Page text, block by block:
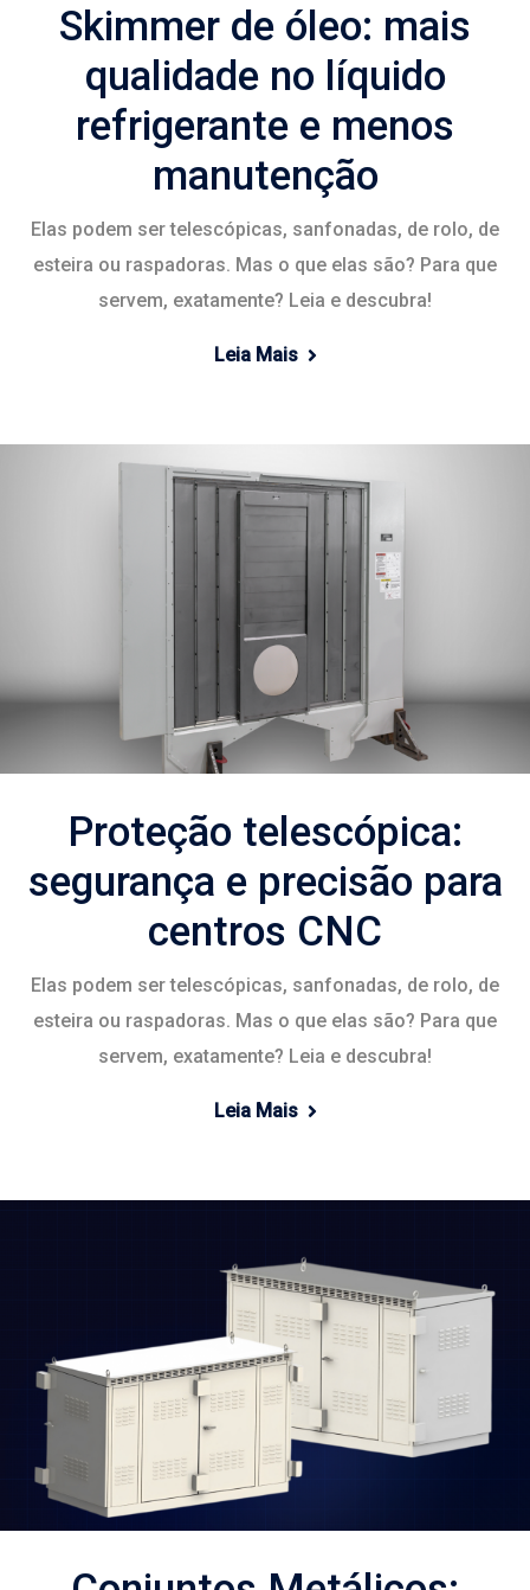
Skimmer de óleo: mais
qualidade no líquido
refrigerante e menos
manutenção
Elas podem ser telescópicas, sanfonadas, de rolo, de
esteira ou raspadoras. Mas o que elas são? Para que
servem, exatamente? Leia e descubra!
Leia Mais
Proteção telescópica:
segurança e precisão para
centros CNC
Elas podem ser telescópicas, sanfonadas, de rolo, de
esteira ou raspadoras. Mas o que elas são? Para que
servem, exatamente? Leia e descubra!
Leia Mais